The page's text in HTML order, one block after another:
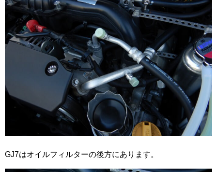
GJ7はオイルフィルターの後方にあります。